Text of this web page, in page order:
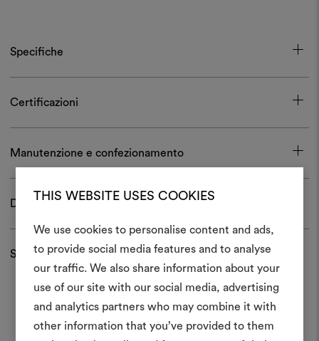
THIS WEBSITE USES COOKIES
We use cookies to personalise content and ads,
to provide social media features and to analyse
our traffic. We also share information about your
use of our site with our social media, advertising
and analytics partners who may combine it with
other information that you’ve provided to them
Specifiche
Certificazioni
Manutenzione e confezionamento
Download
Spedizioni e resi
Crea
Uno strumento interattivo
e condividere le tue idee,